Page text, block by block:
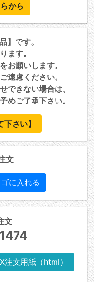
から
】です。
ます。
お願いします。
遠慮ください。
できない場合は、
めご了承下さい。
下さい】
文
文
注文用紙（html）